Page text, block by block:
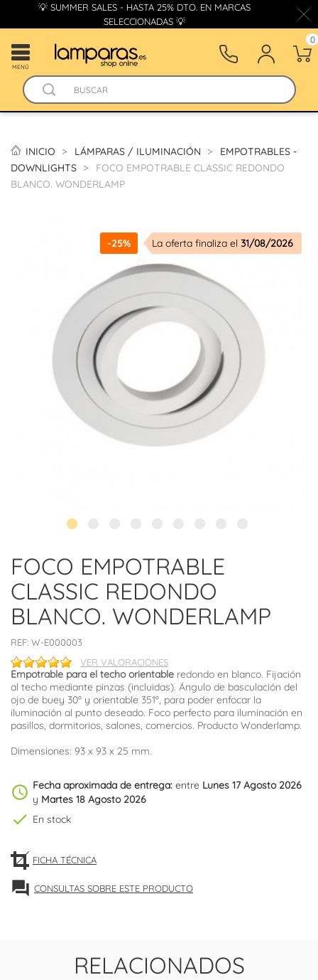
💡 SUMMER SALES - HASTA 25% DTO. EN MARCAS
SELECCIONADAS 💡
MENÚ
0
INICIO LÁMPARAS / ILUMINACIÓN
EMPOTRABLES -
DOWNLIGHTS
FOCO EMPOTRABLE CLASSIC REDONDO
BLANCO. WONDERLAMP
-25% La oferta finaliza el 31/08/2026
FOCO EMPOTRABLE
CLASSIC REDONDO
BLANCO. WONDERLAMP
REF: W-E000003
VER VALORACIONES
Empotrable para el techoorientable redondo en blanco. Fijación
al techo mediante pinzas (incluidas). Ángulo de basculación del
ojo de buey 30º y orientable 351º, para poder enfocar la
iluminación al punto deseado. Foco perfecto para iluminación en
pasillos, dormitorios, salones, comercios. Producto Wonderlamp.
Dimensiones: 93 x 93 x 25 mm.
schedule Fecha aproximada de entrega: entre Lunes 17 Agosto 2026
y Martes 18 Agosto 2026
check En stock
FICHA TÉCNICA
forum CONSULTAS SOBRE ESTE PRODUCTO
RELACIONADOS